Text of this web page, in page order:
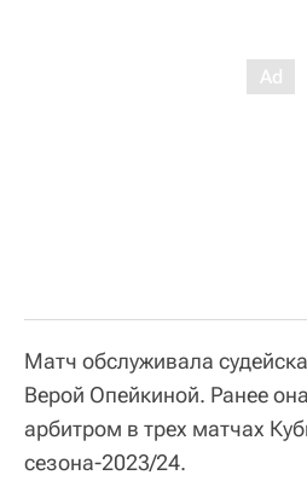
Матч обслуживала
Верой Опейкиной. Ранее
арбитром в трех матчах
сезона-2023/24.